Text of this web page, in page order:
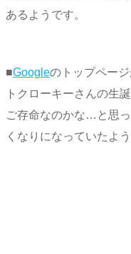
あるようです。
■Googleのトップペー
トクローキーさんの生
ご存命なのかな…と思
くなりになっていたよ